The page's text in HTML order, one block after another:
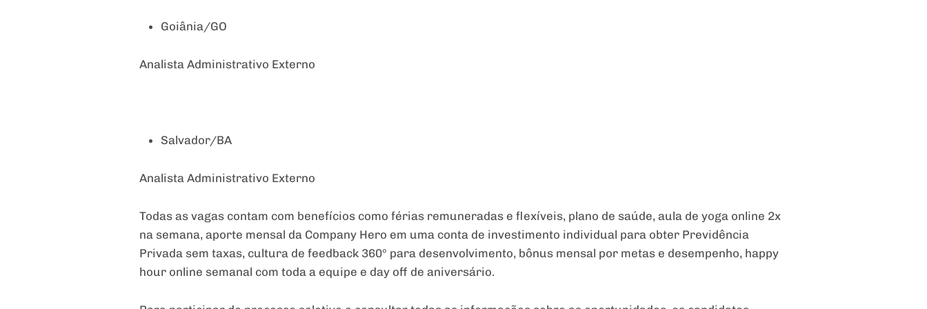
Goiânia/GO
Analista Administrativo Externo
Salvador/BA
Analista Administrativo Externo
Todas as vagas contam com benefícios como férias remuneradas e flexíveis, plano de saúde, aula de yoga online 2x
na semana, aporte mensal da Company Hero em uma conta de investimento individual para obter Previdência
Privada sem taxas, cultura de feedback 360º para desenvolvimento, bônus mensal por metas e desempenho, happy
hour online semanal com toda a equipe e day off de aniversário.